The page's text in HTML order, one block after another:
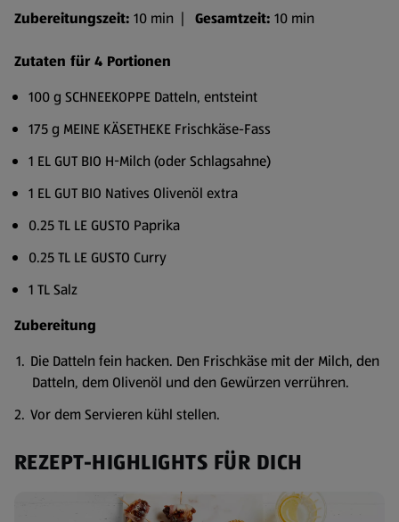
Zubereitungszeit: 10 min | Gesamtzeit: 10 min
Zutaten für 4 Portionen
100 g SCHNEEKOPPE Datteln, entsteint
175 g MEINE KÄSETHEKE Frischkäse-Fass
1 EL GUT BIO H-Milch (oder Schlagsahne)
1 EL GUT BIO Natives Olivenöl extra
0.25 TL LE GUSTO Paprika
0.25 TL LE GUSTO Curry
1 TL Salz
Zubereitung
Die Datteln fein hacken. Den Frischkäse mit der Milch, den
Datteln, dem Olivenöl und den Gewürzen verrühren.
Vor dem Servieren kühl stellen.
REZEPT-HIGHLIGHTS FÜR DICH